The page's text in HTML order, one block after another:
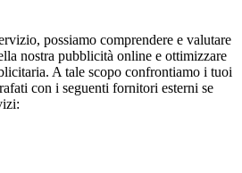
possiamo comprendere e valutare
nostra pubblicità online e ottimizzare
A tale scopo confrontiamo i tuoi
con i seguenti fornitori esterni se